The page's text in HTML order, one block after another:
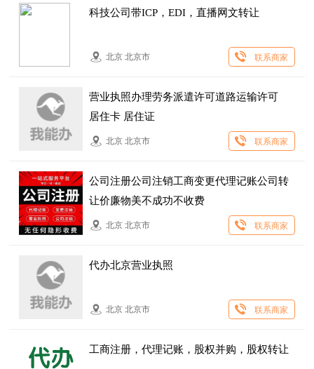
科技公司带ICP，EDI，直播网文转让
北京 北京市 联系商家
营业执照办理劳务派遣许可道路运输许可
居住卡 居住证
北京 北京市 联系商家
公司注册公司注销工商变更代理记账公司转
让价廉物美不成功不收费
北京 北京市 联系商家
代办北京营业执照
北京 北京市 联系商家
工商注册，代理记账，股权并购，股权转让